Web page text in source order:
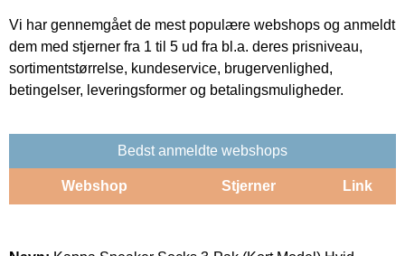
Vi har gennemgået de mest populære webshops og anmeldt
dem med stjerner fra 1 til 5 ud fra bl.a. deres prisniveau,
sortimentstørrelse, kundeservice, brugervenlighed,
betingelser, leveringsformer og betalingsmuligheder.
Bedst anmeldte webshops
Webshop Stjerner Link